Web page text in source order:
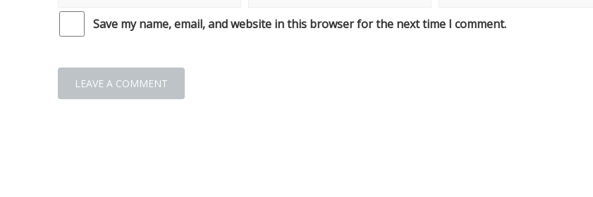
Save my name, email, and website in this browser for the next time I comment.